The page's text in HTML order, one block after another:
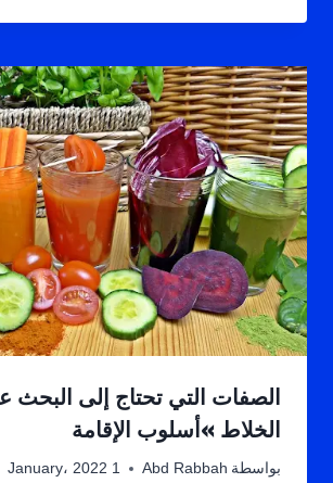
الصفات التي تحتاج إلى البحث
الخلاط »أسلوب الإقامة
بواسطة Abd Rabbah 1 January، 2022